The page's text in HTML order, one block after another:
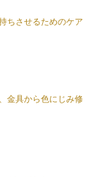
ちさせるためのケア
金具から色にじみ修